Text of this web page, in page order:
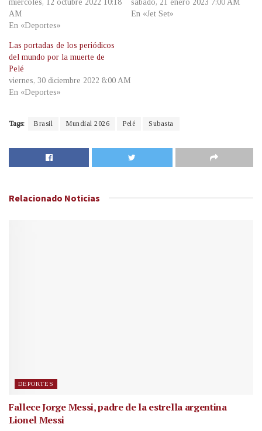
miércoles, 12 octubre 2022 10:18
AM
En «Deportes»
sábado, 21 enero 2023 7:00 AM
En «Jet Set»
Las portadas de los periódicos
del mundo por la muerte de
Pelé
viernes, 30 diciembre 2022 8:00 AM
En «Deportes»
Tags: Brasil Mundial 2026 Pelé Subasta
Relacionado Noticias
DEPORTES
Fallece Jorge Messi, padre de la estrella argentina
Lionel Messi